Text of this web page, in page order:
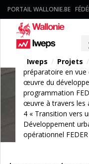
PORTAIL WALLONIE.BE
Projets
Iweps / Projets /
préparatoire en vue
œuvre du
programmation
œuvre à travers les
4 « Transition vers
Développement
opérationnel